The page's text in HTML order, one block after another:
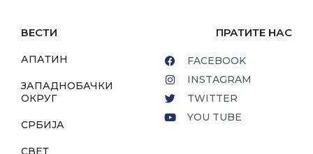
ВЕСТИ
АПАТИН
ЗАПАДНОБАЧКИ
ОКРУГ
СРБИЈА
СВЕТ
ПРАТИТЕ НАС
FACEBOOK
INSTAGRAM
TWITTER
YOU TUBE